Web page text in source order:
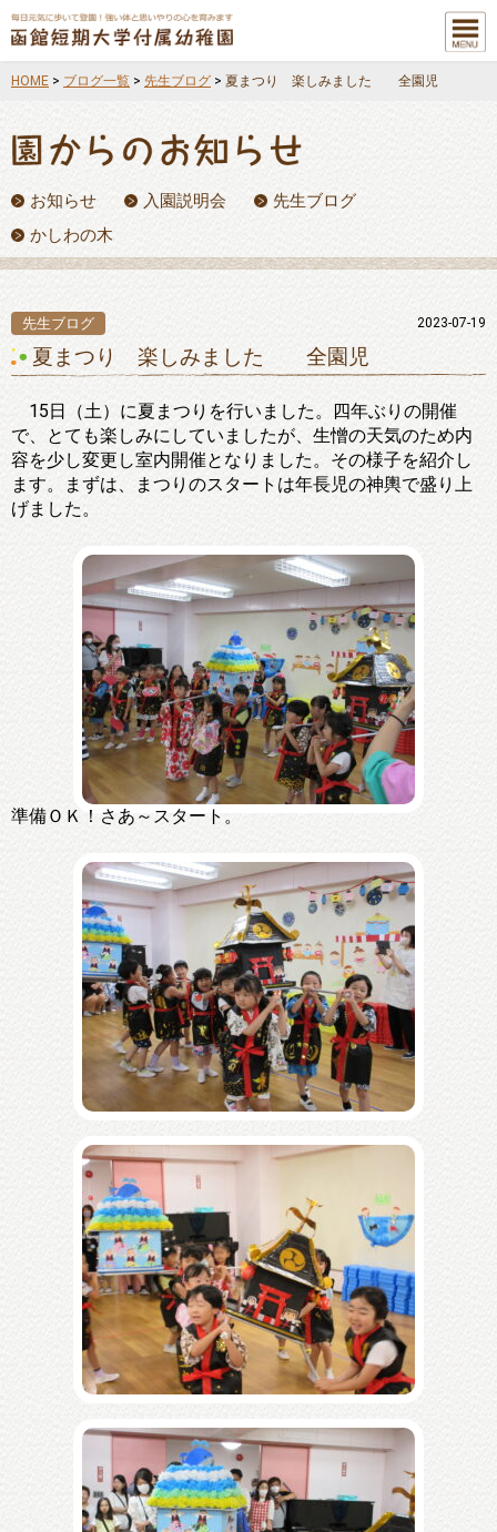
メニュ
HOME > ブログ一覧 > 先生ブログ > 夏まつり 楽しみました 全園児
お知らせ 入園説明会
先生ブログ
かしわの木
先生ブログ 2023-07-19
夏まつり 楽しみました 全園児
15日（土）に夏まつりを行いました。四年ぶりの開催
で、とても楽しみにしていましたが、生憎の天気のため内
容を少し変更し室内開催となりました。その様子を紹介し
ます。まずは、まつりのスタートは年長児の神輿で盛り上
げました。
準備ＯＫ！さあ～スタート。